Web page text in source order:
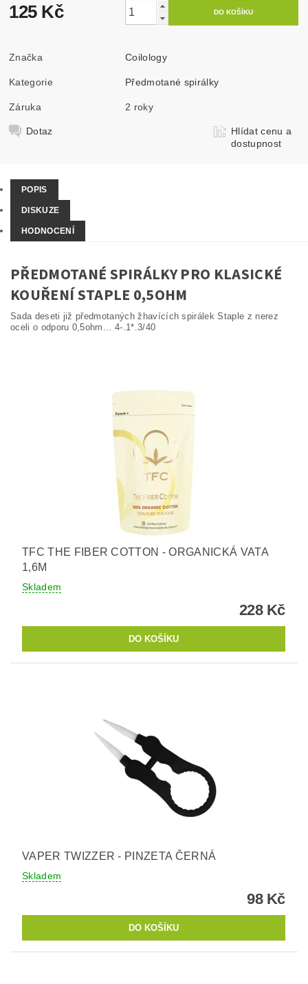
125 Kč
Značka Coilology
Kategorie Předmotané spirálky
Záruka 2 roky
Dotaz
Hlídat cenu a
dostupnost
POPIS
DISKUZE
HODNOCENÍ
PŘEDMOTANÉ SPIRÁLKY PRO KLASICKÉ
KOUŘENÍ STAPLE 0,5OHM
Sada deseti již předmotaných žhavících spirálek Staple z nerez
oceli o odporu 0,5ohm... 4-.1*.3/40
TFC THE FIBER COTTON - ORGANICKÁ VATA
1,6M
Skladem
228 Kč
VAPER TWIZZER - PINZETA ČERNÁ
Skladem
98 Kč